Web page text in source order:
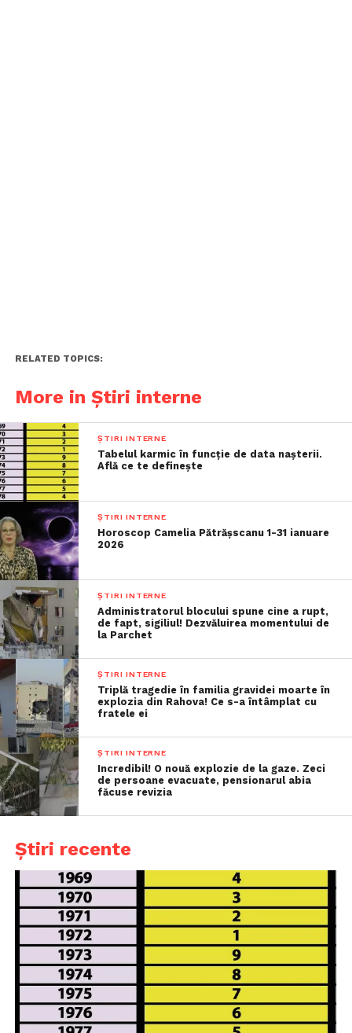
RELATED TOPICS:
More in Știri interne
ȘTIRI INTERNE
Tabelul karmic în funcție de data nașterii.
Află ce te definește
ȘTIRI INTERNE
Horoscop Camelia Pătrășscanu 1-31 ianuare
2026
ȘTIRI INTERNE
Administratorul blocului spune cine a rupt,
de fapt, sigiliul! Dezvăluirea momentului de
la Parchet
ȘTIRI INTERNE
Triplă tragedie în familia gravidei moarte în
explozia din Rahova! Ce s-a întâmplat cu
fratele ei
ȘTIRI INTERNE
Incredibil! O nouă explozie de la gaze. Zeci
de persoane evacuate, pensionarul abia
făcuse revizia
Știri recente